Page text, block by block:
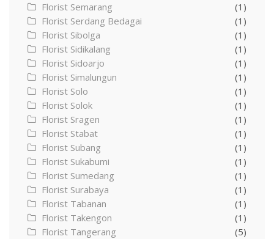
Florist Semarang
(1)
Florist Serdang Bedagai
(1)
Florist Sibolga
(1)
Florist Sidikalang
(1)
Florist Sidoarjo
(1)
Florist Simalungun
(1)
Florist Solo
(1)
Florist Solok
(1)
Florist Sragen
(1)
Florist Stabat
(1)
Florist Subang
(1)
Florist Sukabumi
(1)
Florist Sumedang
(1)
Florist Surabaya
(1)
Florist Tabanan
(1)
Florist Takengon
(1)
Florist Tangerang
(5)